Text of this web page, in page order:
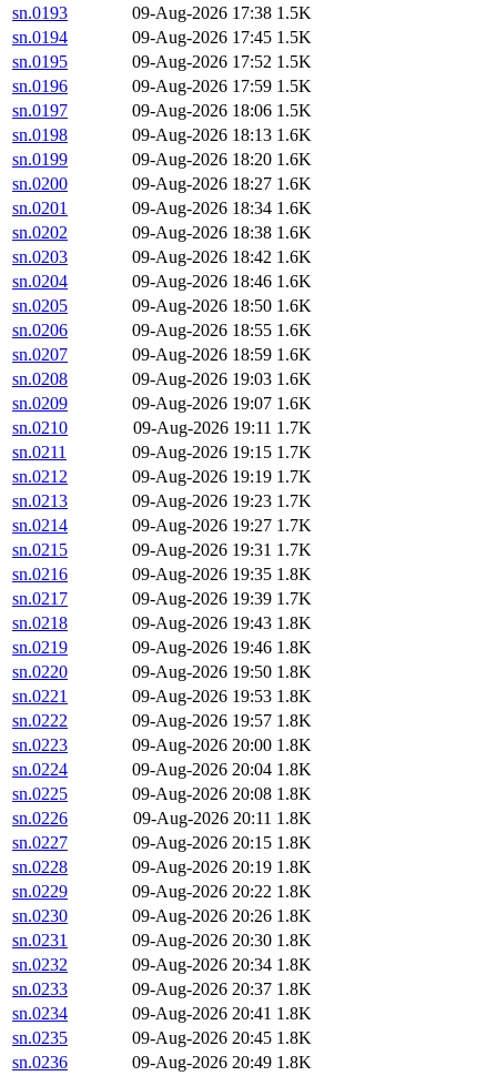
sn.0193
09-Aug-2026 17:38 1.5K
sn.0194
09-Aug-2026 17:45 1.5K
sn.0195
09-Aug-2026 17:52 1.5K
sn.0196
09-Aug-2026 17:59 1.5K
sn.0197
09-Aug-2026 18:06 1.5K
sn.0198
09-Aug-2026 18:13 1.6K
sn.0199
09-Aug-2026 18:20 1.6K
sn.0200
09-Aug-2026 18:27 1.6K
sn.0201
09-Aug-2026 18:34 1.6K
sn.0202
09-Aug-2026 18:38 1.6K
sn.0203
09-Aug-2026 18:42 1.6K
sn.0204
09-Aug-2026 18:46 1.6K
sn.0205
09-Aug-2026 18:50 1.6K
sn.0206
09-Aug-2026 18:55 1.6K
sn.0207
09-Aug-2026 18:59 1.6K
sn.0208
09-Aug-2026 19:03 1.6K
sn.0209
09-Aug-2026 19:07 1.6K
sn.0210
09-Aug-2026 19:11 1.7K
sn.0211
09-Aug-2026 19:15 1.7K
sn.0212
09-Aug-2026 19:19 1.7K
sn.0213
09-Aug-2026 19:23 1.7K
sn.0214
09-Aug-2026 19:27 1.7K
sn.0215
09-Aug-2026 19:31 1.7K
sn.0216
09-Aug-2026 19:35 1.8K
sn.0217
09-Aug-2026 19:39 1.7K
sn.0218
09-Aug-2026 19:43 1.8K
sn.0219
09-Aug-2026 19:46 1.8K
sn.0220
09-Aug-2026 19:50 1.8K
sn.0221
09-Aug-2026 19:53 1.8K
sn.0222
09-Aug-2026 19:57 1.8K
sn.0223
09-Aug-2026 20:00 1.8K
sn.0224
09-Aug-2026 20:04 1.8K
sn.0225
09-Aug-2026 20:08 1.8K
sn.0226
09-Aug-2026 20:11 1.8K
sn.0227
09-Aug-2026 20:15 1.8K
sn.0228
09-Aug-2026 20:19 1.8K
sn.0229
09-Aug-2026 20:22 1.8K
sn.0230
09-Aug-2026 20:26 1.8K
sn.0231
09-Aug-2026 20:30 1.8K
sn.0232
09-Aug-2026 20:34 1.8K
sn.0233
09-Aug-2026 20:37 1.8K
sn.0234
09-Aug-2026 20:41 1.8K
sn.0235
09-Aug-2026 20:45 1.8K
sn.0236
09-Aug-2026 20:49 1.8K